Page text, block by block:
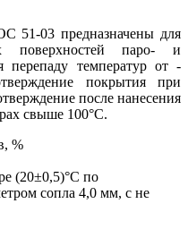
51-03 предназначены для
поверхностей паро- и
перепаду температур от -
покрытия при
после нанесения
свыше 100°C.
%
(20±0,5)°С по
сопла 4,0 мм, с не